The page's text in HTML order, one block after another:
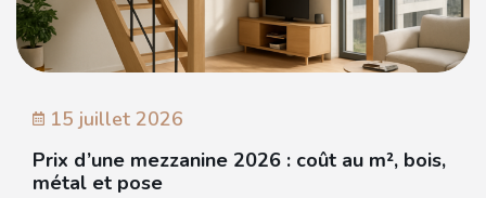
15 juillet 2026
Prix d’une mezzanine 2026 : coût au m², bois,
métal et pose